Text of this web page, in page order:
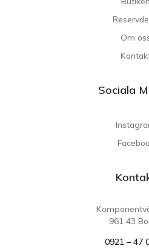
Om
Sociala
961 43
0921 – 47